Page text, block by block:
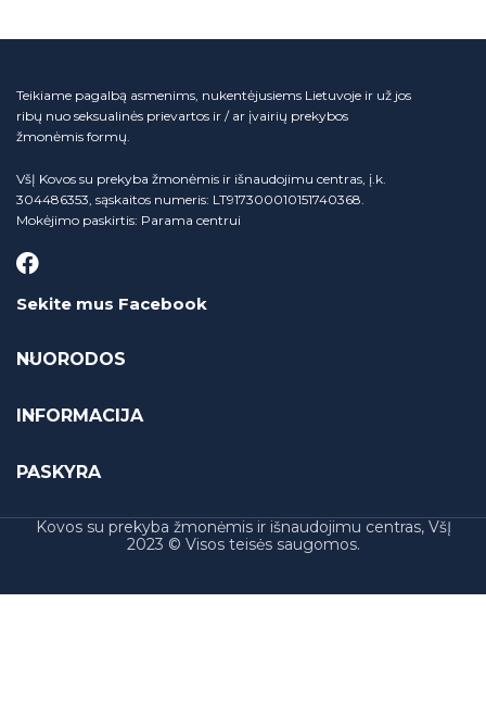
Teikiame pagalbą asmenims, nukentėjusiems Lietuvoje ir už jos
ribų nuo seksualinės prievartos ir / ar įvairių prekybos
žmonėmis formų.
VšĮ Kovos su prekyba žmonėmis ir išnaudojimu centras, į.k.
304486353, sąskaitos numeris: LT917300010151740368.
Mokėjimo paskirtis: Parama centrui
Sekite mus Facebook
NUORODOS
INFORMACIJA
PASKYRA
Kovos su prekyba žmonėmis ir išnaudojimu centras, VšĮ
2023 © Visos teisės saugomos.